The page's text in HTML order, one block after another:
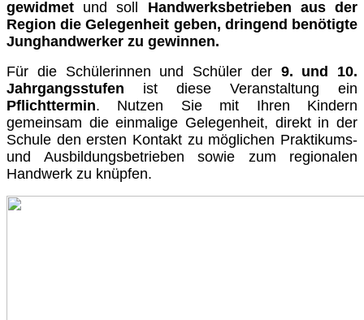
gewidmet und soll Handwerksbetrieben aus der
Region die Gelegenheit geben, dringend benötigte
Junghandwerker zu gewinnen.
Für die Schülerinnen und Schüler der 9. und 10.
Jahrgangsstufen ist diese Veranstaltung ein
Pflichttermin. Nutzen Sie mit Ihren Kindern
gemeinsam die einmalige Gelegenheit, direkt in der
Schule den ersten Kontakt zu möglichen Praktikums-
und Ausbildungsbetrieben sowie zum regionalen
Handwerk zu knüpfen.